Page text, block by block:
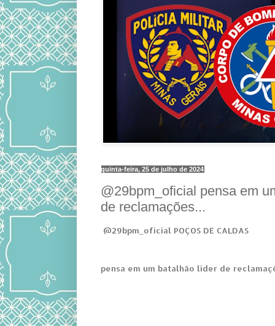
quinta-feira, 25 de julho de 2024
@29bpm_oficial pensa em
de reclamações...
@29bpm_oficial POÇOS DE CALDAS
pensa em um batalhão líder de